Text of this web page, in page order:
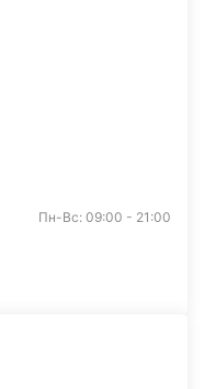
Пн-Вс: 09:00 - 21:00